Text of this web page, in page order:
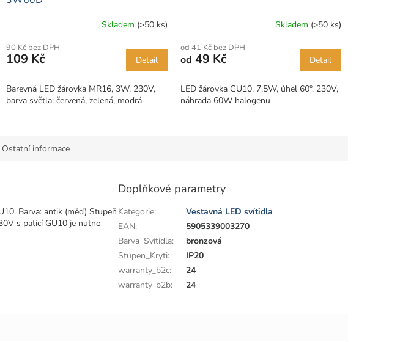
Skladem (>50 ks)
90 Kč bez DPH
109 Kč Detail
Barevná LED žárovka MR16, 3W, 230V,
barva světla: červená, zelená, modrá
Skladem (>50 ks)
od 41 Kč bez DPH
od 49 Kč Detail
LED žárovka GU10, 7,5W, úhel 60°, 230V,
náhrada 60W halogenu
Ostatní informace
Barva: antik (měď) Stupeň
s paticí GU10 je nutno
Doplňkové parametry
Kategorie:
Vestavná LED svítidla
EAN:
5905339003270
Barva_Svitidla:
bronzová
Stupen_Kryti:
IP20
warranty_b2c:
24
warranty_b2b: 24